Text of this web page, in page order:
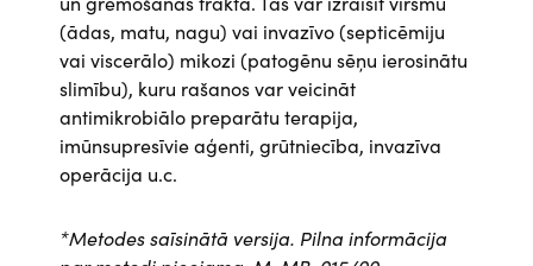
(ādas, matu, nagu) vai invazīvo (septicēmiju
vai viscerālo) mikozi (patogēnu sēņu ierosinātu
slimību), kuru rašanos var veicināt
antimikrobiālo preparātu terapija,
imūnsupresīvie aģenti, grūtniecība, invazīva
operācija u.c.
*Metodes saīsinātā versija. Pilna informācija